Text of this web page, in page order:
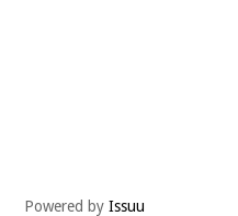
Powered byIssuu